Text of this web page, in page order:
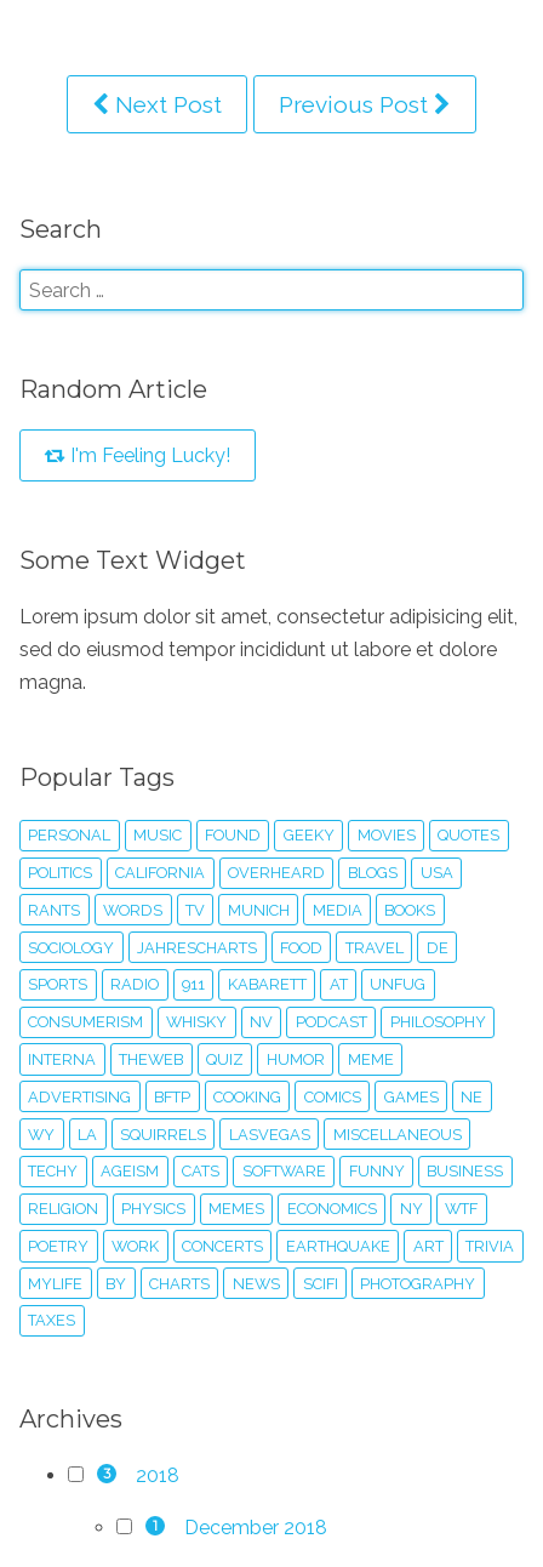
Next Post Previous Post
Search
Random Article
I'm Feeling Lucky!
Some Text Widget
Lorem ipsum dolor sit amet, consectetur adipisicing elit,
sed do eiusmod tempor incididunt ut labore et dolore
magna.
Popular Tags
PERSONAL MUSIC FOUND GEEKY MOVIES QUOTES
POLITICS CALIFORNIA OVERHEARD BLOGS USA
RANTS WORDS TV MUNICH MEDIA BOOKS
SOCIOLOGY JAHRESCHARTS FOOD TRAVEL DE
SPORTS RADIO 911 KABARETT AT UNFUG
CONSUMERISM WHISKY NV PODCAST PHILOSOPHY
INTERNA THEWEB QUIZ HUMOR MEME
ADVERTISING BFTP COOKING COMICS GAMES NE
WY LA SQUIRRELS LASVEGAS MISCELLANEOUS
TECHY AGEISM CATS SOFTWARE FUNNY BUSINESS
RELIGION PHYSICS MEMES ECONOMICS NY WTF
POETRY WORK CONCERTS EARTHQUAKE ART TRIVIA
MYLIFE BY CHARTS NEWS SCIFI PHOTOGRAPHY
TAXES
Archives
3 2018
1 December 2018